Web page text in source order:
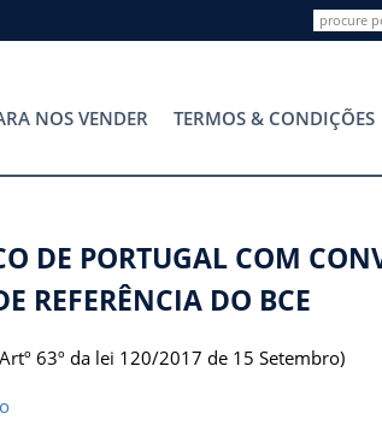
NOS VENDER TERMOS & CONDIÇÕES
DE PORTUGAL COM
REFERÊNCIA DO BCE
63º da lei 120/2017 de 15 Setembro)